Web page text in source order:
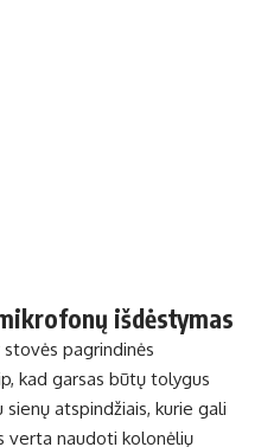
išdėstymas
stovės pagrindinės
kad garsas būtų tolygus
atspindžiais, kurie gali
verta naudoti kolonėlių